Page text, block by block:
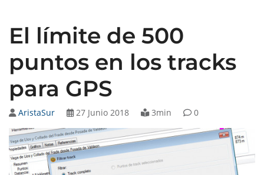
El límite de 500
puntos en los tracks
para GPS
AristaSur 27 Junio 2018 3min 0